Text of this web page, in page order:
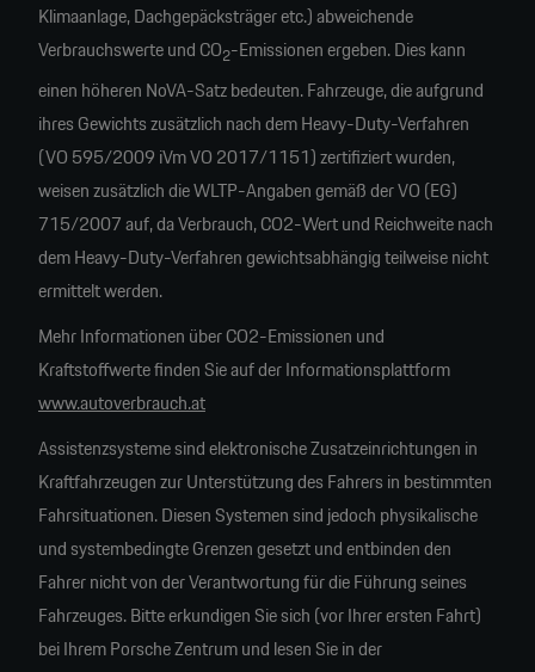
Klimaanlage, Dachgepäcksträger etc.) abweichende
Verbrauchswerte und CO2-Emissionen ergeben. Dies kann
einen höheren NoVA-Satz bedeuten. Fahrzeuge, die aufgrund
ihres Gewichts zusätzlich nach dem Heavy-Duty-Verfahren
(VO 595/2009 iVm VO 2017/1151) zertifiziert wurden,
weisen zusätzlich die WLTP-Angaben gemäß der VO (EG)
715/2007 auf, da Verbrauch, CO2-Wert und Reichweite nach
dem Heavy-Duty-Verfahren gewichtsabhängig teilweise nicht
ermittelt werden.
Mehr Informationen über CO2-Emissionen und
Kraftstoffwerte finden Sie auf der Informationsplattform
www.autoverbrauch.at
Assistenzsysteme sind elektronische Zusatzeinrichtungen in
Kraftfahrzeugen zur Unterstützung des Fahrers in bestimmten
Fahrsituationen. Diesen Systemen sind jedoch physikalische
und systembedingte Grenzen gesetzt und entbinden den
Fahrer nicht von der Verantwortung für die Führung seines
Fahrzeuges. Bitte erkundigen Sie sich (vor Ihrer ersten Fahrt)
bei Ihrem Porsche Zentrum und lesen Sie in der